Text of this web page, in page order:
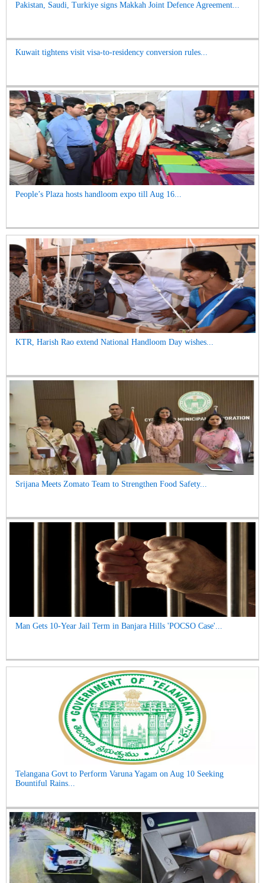
Pakistan, Saudi, Turkiye signs Makkah Joint Defence Agreement...
Kuwait tightens visit visa-to-residency conversion rules...
People’s Plaza hosts handloom expo till Aug 16...
KTR, Harish Rao extend National Handloom Day wishes...
Srijana Meets Zomato Team to Strengthen Food Safety...
Man Gets 10-Year Jail Term in Banjara Hills 'POCSO Case'...
Telangana Govt to Perform Varuna Yagam on Aug 10 Seeking
Bountiful Rains...